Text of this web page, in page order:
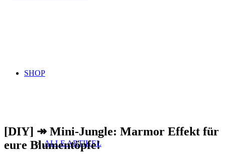
SHOP
ALLE ARTIKEL
[DIY] ↠ Mini-Jungle: Marmor Effekt für
eure Blumentöpfe!